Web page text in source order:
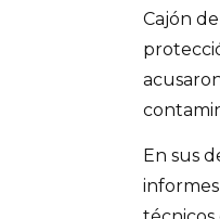
Cajón
En sus